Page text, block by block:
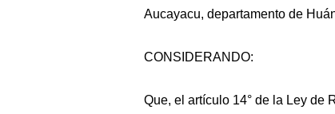
Aucayacu, departamento de
CONSIDERANDO:
Que, el artículo 14° de la Ley de